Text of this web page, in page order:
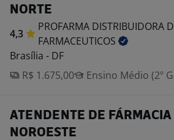
NORTE
4,3
PROFARMA DISTRIBUIDORA
FARMACEUTICOS
Brasília - DF
R$ 1.675,00
Ensino Médio (2º
ATENDENTE DE
NOROESTE